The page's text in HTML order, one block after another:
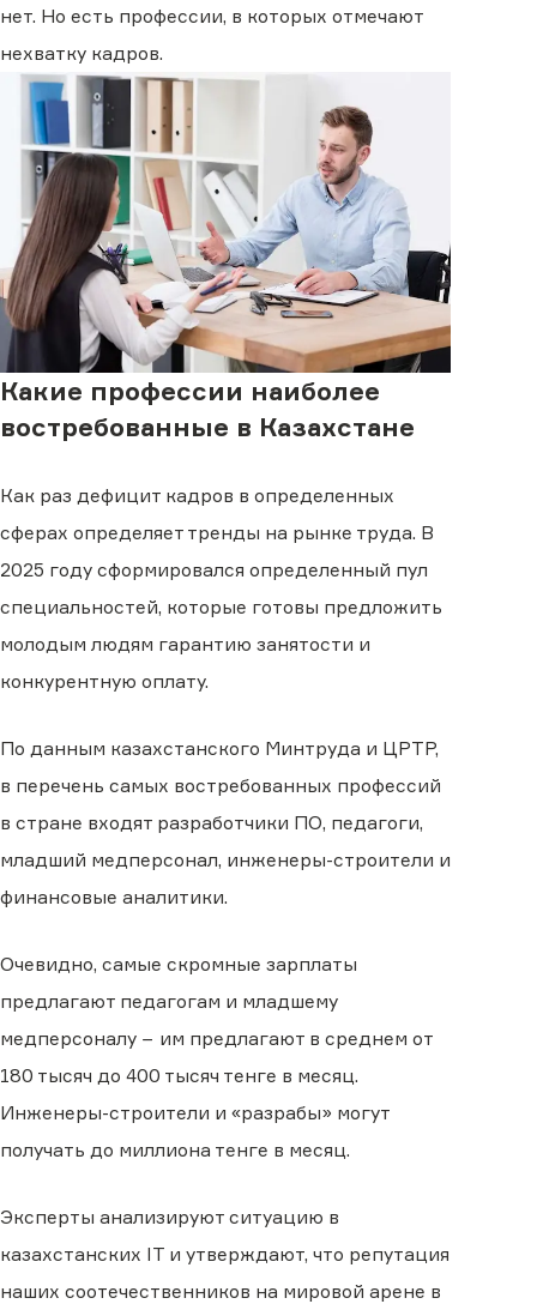
нет. Но есть профессии, в которых отмечают
нехватку кадров.
Какие профессии наиболее
востребованные в Казахстане
Как раз дефицит кадров в определенных
сферах определяет тренды на рынке труда. В
2025 году сформировался определенный пул
специальностей, которые готовы предложить
молодым людям гарантию занятости и
конкурентную оплату.
По данным казахстанского Минтруда и ЦРТР,
в перечень самых востребованных профессий
в стране входят разработчики ПО, педагоги,
младший медперсонал, инженеры-строители и
финансовые аналитики.
Очевидно, самые скромные зарплаты
предлагают педагогам и младшему
медперсоналу − им предлагают в среднем от
180 тысяч до 400 тысяч тенге в месяц.
Инженеры-строители и «разрабы» могут
получать до миллиона тенге в месяц.
Эксперты анализируют ситуацию в
казахстанских IT и утверждают, что репутация
наших соотечественников на мировой арене в